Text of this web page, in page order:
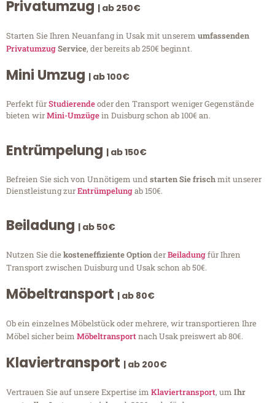
Privatumzug | ab 250€
Starten Sie Ihren Neuanfang in Usak mit unserem umfassenden
PrivatumzugService, der bereits ab 250€ beginnt.
Mini Umzug | ab 100€
Perfekt fürStudierendeoder den Transport weniger Gegenstände
bieten wirMini-Umzügein Duisburg schon ab 100€ an.
Entrümpelung | ab 150€
Befreien Sie sich von Unnötigem undstarten Sie frischmit unserer
Dienstleistung zurEntrümpelungab 150€.
Beiladung | ab 50€
Nutzen Sie diekosteneffiziente OptionderBeiladungfür Ihren
Transport zwischen Duisburg und Usak schon ab 50€.
Möbeltransport | ab 80€
Ob ein einzelnes Möbelstück oder mehrere, wir transportieren Ihre
Möbel sicher beim Möbeltransportnach Usak preiswert ab 80€.
Klaviertransport | ab 200€
Vertrauen Sie auf unsere Expertise im Klaviertransport, um Ihr